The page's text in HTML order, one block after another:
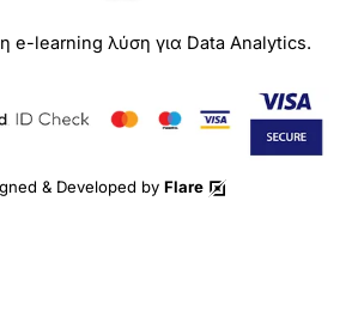
e-learning λύση για Data Analytics.
& Developed by Flare